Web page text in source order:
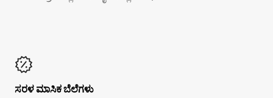
ಸರಳ ಮಾಸಿಕ ಬೆಲೆಗಳು